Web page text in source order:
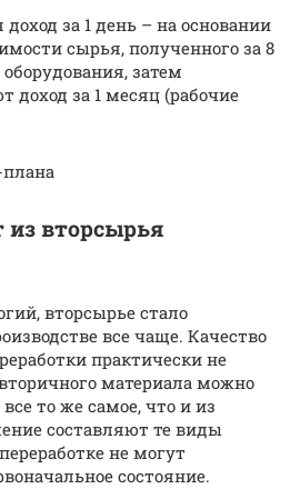
доход за 1 день – на основании
сырья, полученного за 8
затем
доход за 1 месяц (рабочие
плана
из вторсырья
вторсырье стало
все чаще. Качество
практически не
материала можно
то же самое, что и из
составляют те виды
не могут
состояние.